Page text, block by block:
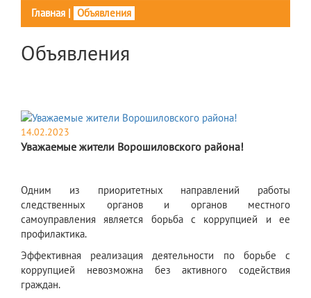
Главная | Объявления
Объявления
14.02.2023
Уважаемые жители Ворошиловского района!
Одним из приоритетных направлений работы
следственных органов и органов местного
самоуправления является борьба с коррупцией и ее
профилактика.
Эффективная реализация деятельности по борьбе с
коррупцией невозможна без активного содействия
граждан.